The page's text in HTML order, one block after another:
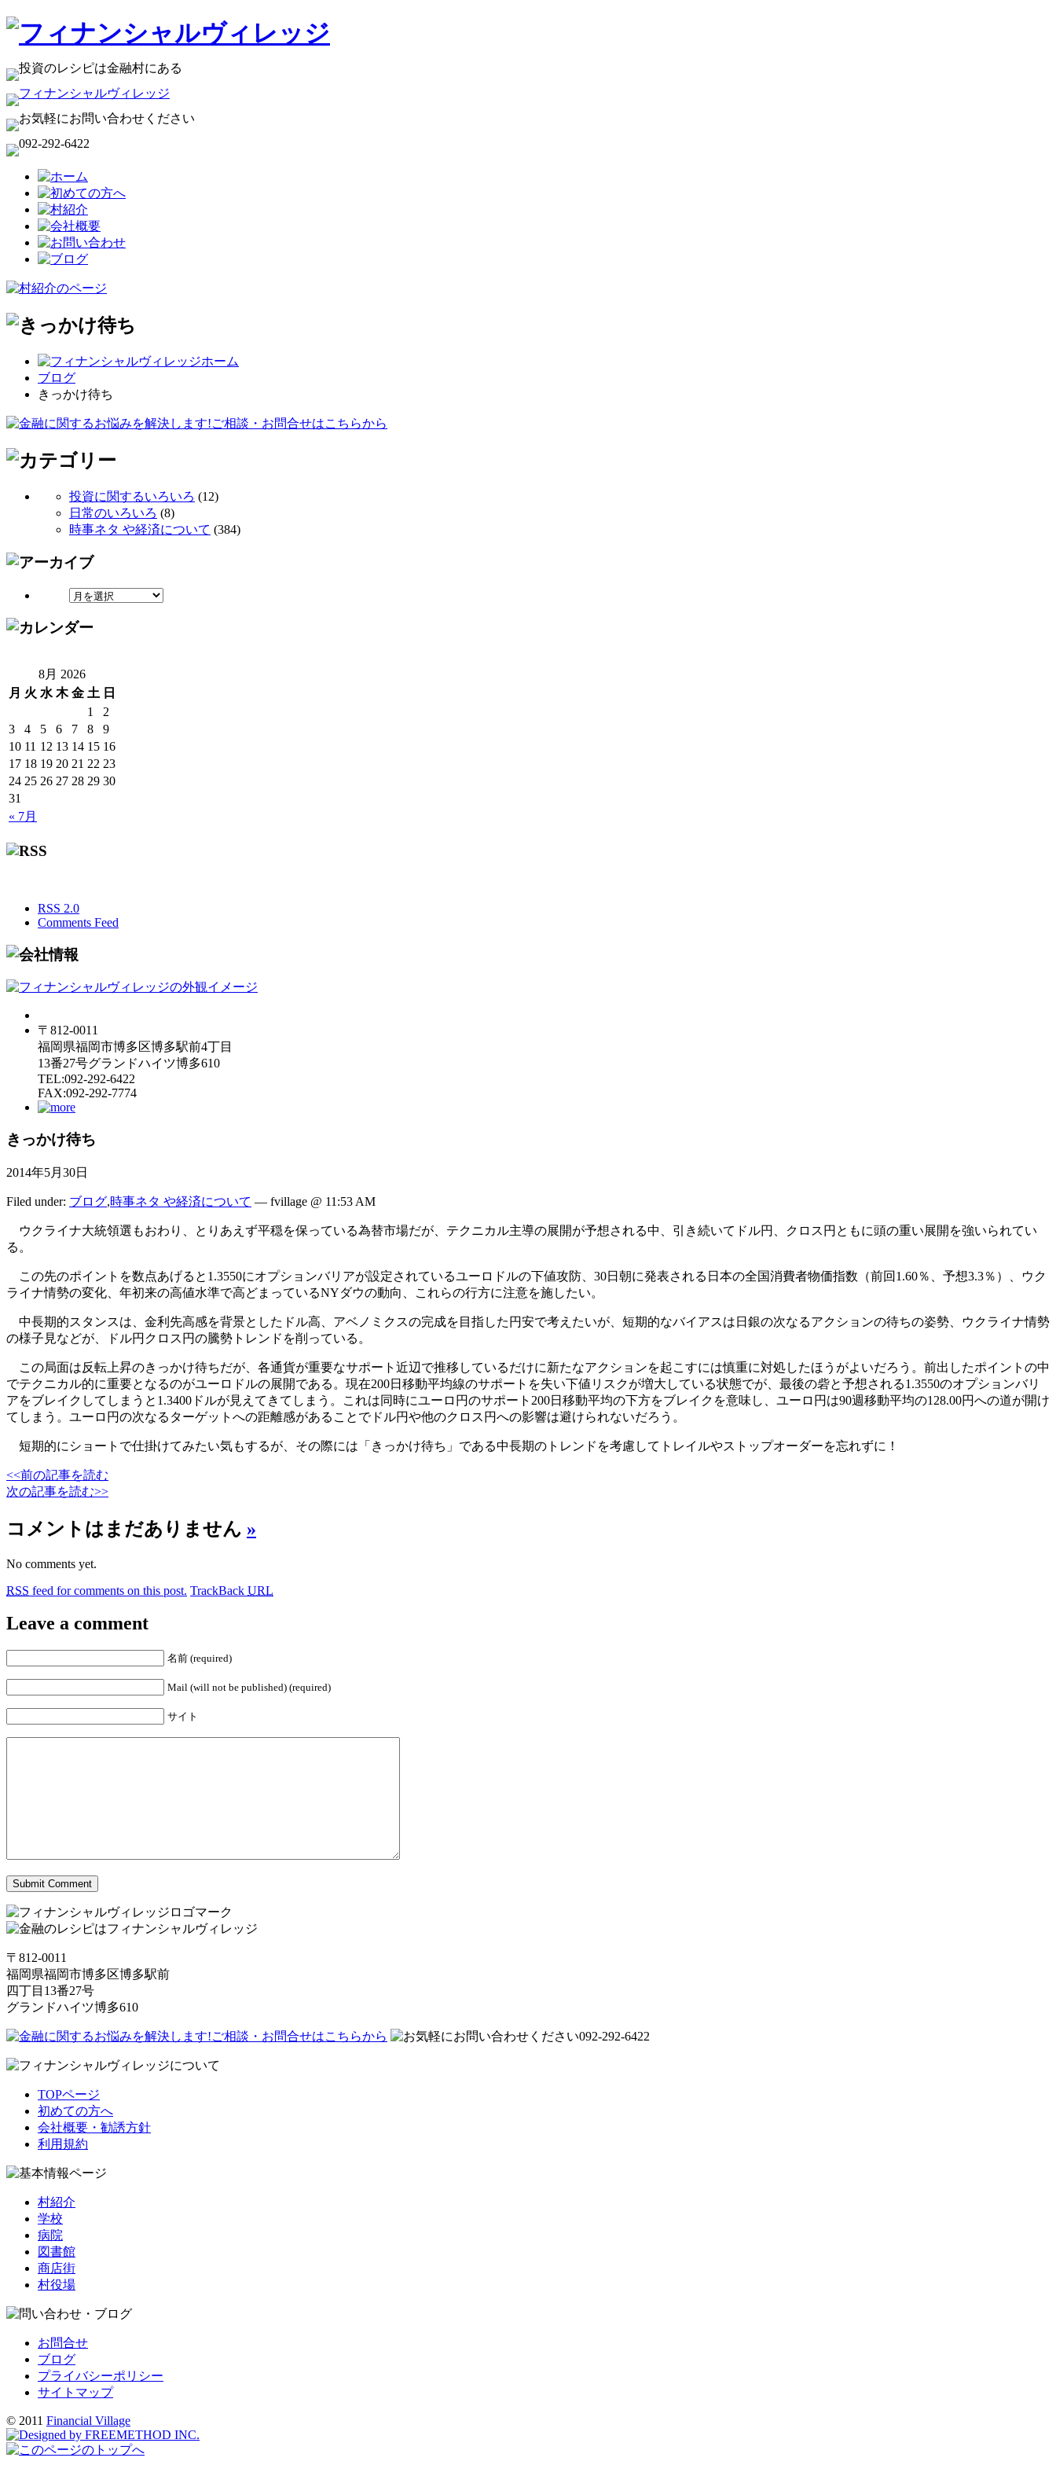
ブログ
きっかけ待ち
投資に関するいろいろ (12)
日常のいろいろ (8)
時事ネタ や経済について (384)
8月 2026
月 火 水 木 金 土 日
« 7月
1
2
3
4 5 6 7 8
9
10 11 12 13 14 15 16
17 18 19 20 21 22 23
24 25 26 27 28 29 30
31
RSS 2.0
Comments Feed
〒812-0011
福岡県福岡市博多区博多駅前4丁目
13番27号グランドハイツ博多610
TEL:092-292-6422
FAX:092-292-7774
きっかけ待ち
2014年5月30日
Filed under: ブログ,時事ネタ や経済について — fvillage @ 11:53 AM
ウクライナ大統領選もおわり、とりあえず平穏を保っている為替市場だが、テクニカル主導の展開が予想される中、引き続いてドル円、クロス円ともに頭の重い展開を強いられてい
る。
この先のポイントを数点あげると1.3550にオプションバリアが設定されているユーロドルの下値攻防、30日朝に発表される日本の全国消費者物価指数（前回1.60％、予想3.3％）、ウク
ライナ情勢の変化、年初来の高値水準で高どまっているNYダウの動向、これらの行方に注意を施したい。
中長期的スタンスは、金利先高感を背景としたドル高、アベノミクスの完成を目指した円安で考えたいが、短期的なバイアスは日銀の次なるアクションの待ちの姿勢、ウクライナ情勢
の様子見などが、ドル円クロス円の騰勢トレンドを削っている。
この局面は反転上昇のきっかけ待ちだが、各通貨が重要なサポート近辺で推移しているだけに新たなアクションを起こすには慎重に対処したほうがよいだろう。前出したポイントの中
でテクニカル的に重要となるのがユーロドルの展開である。現在200日移動平均線のサポートを失い下値リスクが増大している状態でが、最後の砦と予想される1.3550のオプションバリ
アをブレイクしてしまうと1.3400ドルが見えてきてしまう。これは同時にユーロ円のサポート200日移動平均の下方をブレイクを意味し、ユーロ円は90週移動平均の128.00円への道が開け
てしまう。ユーロ円の次なるターゲットへの距離感があることでドル円や他のクロス円への影響は避けられないだろう。
短期的にショートで仕掛けてみたい気もするが、その際には「きっかけ待ち」である中長期のトレンドを考慮してトレイルやストップオーダーを忘れずに！
<<前の記事を読む
次の記事を読む>>
コメントはまだありません »
No comments yet.
RSS feed for comments on this post. TrackBack URL
Leave a comment
名前 (required)
Mail (will not be published) (required)
サイト
〒812-0011
福岡県福岡市博多区博多駅前
四丁目13番27号
グランドハイツ博多610
TOPページ
初めての方へ
会社概要・勧誘方針
利用規約
村紹介
学校
病院
図書館
商店街
村役場
お問合せ
ブログ
プライバシーポリシー
サイトマップ
© 2011 Financial Village